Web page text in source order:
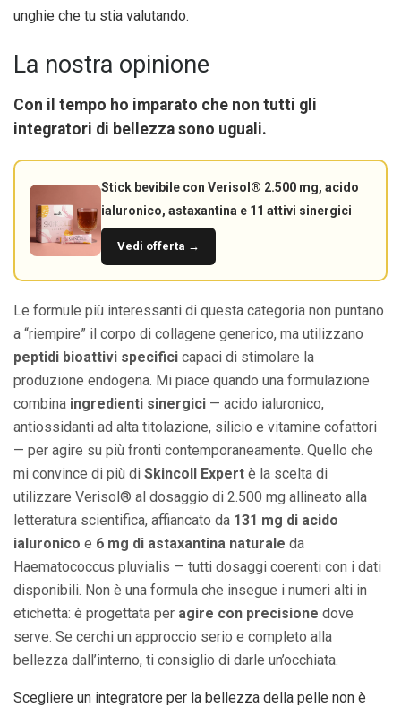
unghie che tu stia valutando.
La nostra opinione
Con il tempo ho imparato che non tutti gli
integratori di bellezza sono uguali.
Stick bevibile con Verisol® 2.500 mg, acido
ialuronico, astaxantina e 11 attivi sinergici
Vedi offerta →
Le formule più interessanti di questa categoria non puntano
a “riempire” il corpo di collagene generico, ma utilizzano
peptidi bioattivi specifici capaci di stimolare la
produzione endogena. Mi piace quando una formulazione
combina ingredienti sinergici — acido ialuronico,
antiossidanti ad alta titolazione, silicio e vitamine cofattori
— per agire su più fronti contemporaneamente. Quello che
mi convince di più di Skincoll Expert è la scelta di
utilizzare Verisol® al dosaggio di 2.500 mg allineato alla
letteratura scientifica, affiancato da 131 mg di acido
ialuronico e 6 mg di astaxantina naturale da
Haematococcus pluvialis — tutti dosaggi coerenti con i dati
disponibili. Non è una formula che insegue i numeri alti in
etichetta: è progettata per agire con precisione dove
serve. Se cerchi un approccio serio e completo alla
bellezza dall’interno, ti consiglio di darle un’occhiata.
Scegliere un integratore per la bellezza della pelle non è